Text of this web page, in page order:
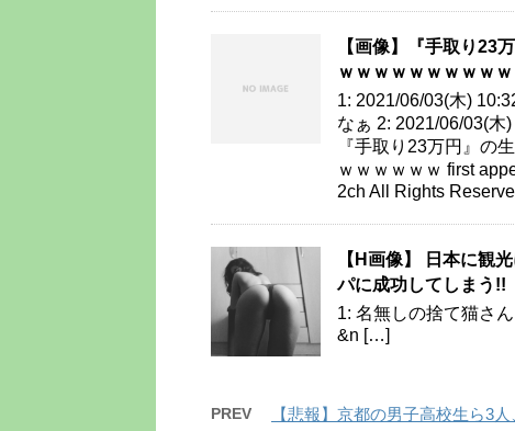
【画像】『手取り23
ｗｗｗｗｗｗｗｗｗｗ
1: 2021/06/03(木)
なぁ 2: 2021/06/03(木
『手取り23万円』の
ｗｗｗｗｗｗ first
2ch All Rights
【H画像】 日本に観
パに成功してしまう!!
1: 名無しの捨て猫
&n […]
PREV 【悲報】京都の男子高校生ら3